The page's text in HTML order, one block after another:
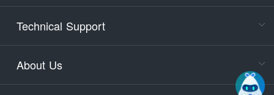
Technical Support
About Us
days)
9:30-